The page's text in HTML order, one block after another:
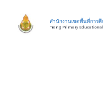
content
สำนักงานเขตพื้นที่การศึ
Trang Primary Educational